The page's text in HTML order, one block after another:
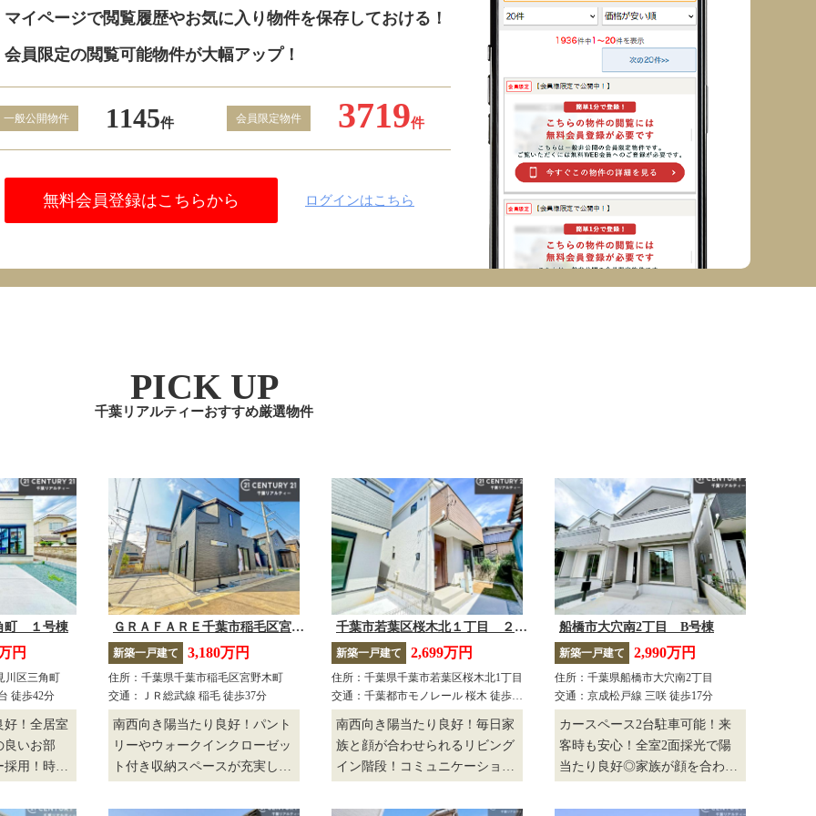
マイページで閲覧履歴やお気に入り物件を保存しておける！
会員限定の閲覧可能物件が大幅アップ！
一般公開物件 1145件 会員限定物件 3719件
無料会員登録はこちらから ログインはこちら
PICK UP
千葉リアルティーおすすめ厳選物件
町 １号棟
円
川区三角町
徒歩42分
好！全居室
良いお部
用！時間
き、洗濯物
ＧＲＡＦＡＲＥ千葉市稲毛区宮野木町 １号棟
新築一戸建て 3,180万円
住所：千葉県千葉市稲毛区宮野木町
交通：ＪＲ総武線 稲毛 徒歩37分
南西向き陽当たり良好！パント
リーやウォークインクローゼッ
ト付き収納スペースが充実して
お片付けに便利！
千葉市若葉区桜木北１丁目 ２号棟
新築一戸建て 2,699万円
住所：千葉県千葉市若葉区桜木北1丁目
交通：千葉都市モノレール 桜木 徒歩5
分
南西向き陽当たり良好！毎日家
族と顔が合わせられるリビング
イン階段！コミュニケーション
は大容量のパントリー付き！キ
船橋市大穴南2丁目 B号棟
新築一戸建て 2,990万円
住所：千葉県船橋市大穴南2丁目
交通：京成松戸線 三咲 徒歩17分
カースペース2台駐車可能！来
客時も安心！全室2面採光で陽
当たり良好◎家族が顔を合わせ
のストックや非常時の備蓄に使